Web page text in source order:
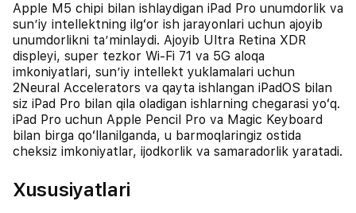
Apple M5 chipi bilan ishlaydigan iPad Pro unumdorlik va
sunʼiy intellektning ilgʻor ish jarayonlari uchun ajoyib
unumdorlikni taʼminlaydi. Ajoyib Ultra Retina XDR
displeyi, super tezkor Wi-Fi 71 va 5G aloqa
imkoniyatlari, sunʼiy intellekt yuklamalari uchun
2Neural Accelerators va qayta ishlangan iPadOS bilan
siz iPad Pro bilan qila oladigan ishlarning chegarasi yoʻq.
iPad Pro uchun Apple Pencil Pro va Magic Keyboard
bilan birga qoʻllanilganda, u barmoqlaringiz ostida
cheksiz imkoniyatlar, ijodkorlik va samaradorlik yaratadi.
Xususiyatlari